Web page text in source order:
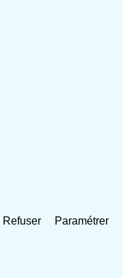
Refuser Paramétrer